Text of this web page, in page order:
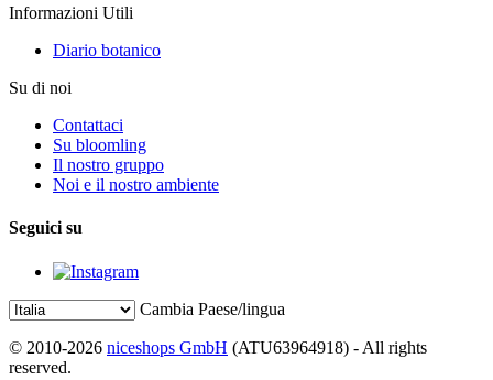
Informazioni Utili
Diario botanico
Su di noi
Contattaci
Su bloomling
Il nostro gruppo
Noi e il nostro ambiente
Seguici su
Cambia Paese/lingua
© 2010-2026 niceshops GmbH (ATU63964918) - All rights
reserved.